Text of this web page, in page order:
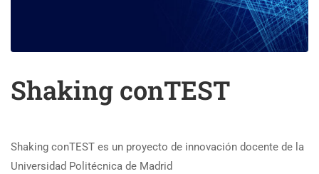
Shaking conTEST
Shaking conTEST es un proyecto de innovación docente de la
Universidad Politécnica de Madrid